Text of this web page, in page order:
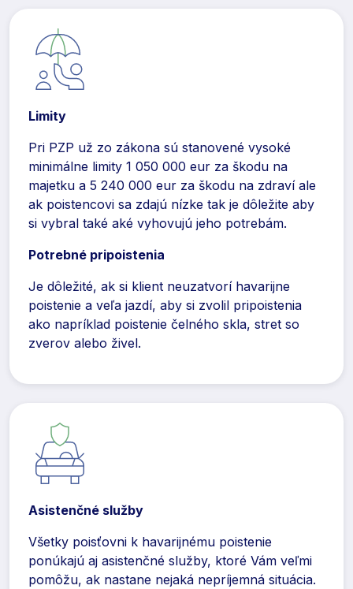
Limity
Pri PZP už zo zákona sú stanovené vysoké
minimálne limity 1 050 000 eur za škodu na
majetku a 5 240 000 eur za škodu na zdraví ale
ak poistencovi sa zdajú nízke tak je dôležite aby
si vybral také aké vyhovujú jeho potrebám.
Potrebné pripoistenia
Je dôležité, ak si klient neuzatvorí havarijne
poistenie a veľa jazdí, aby si zvolil pripoistenia
ako napríklad poistenie čelného skla, stret so
zverov alebo živel.
Asistenčné služby
Všetky poisťovni k havarijnému poistenie
ponúkajú aj asistenčné služby, ktoré Vám veľmi
pomôžu, ak nastane nejaká nepríjemná situácia.